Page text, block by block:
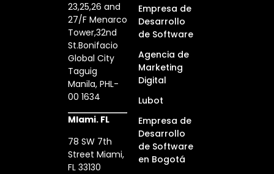
23,25,26 and
27/F Menarco
Tower,32nd
St.Bonifacio
Global City
Taguig
Manila, PHL-
00 1634
MIami. FL
78 SW 7th
Street Miami,
FL 33130
Empresa de
Desarrollo
de Software
Agencia de
Marketing
Digital
Lubot
Empresa de
Desarrollo
de Software
en Bogotá